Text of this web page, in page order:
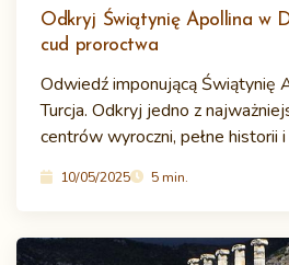
Odkryj Świątynię Apollina w
cud proroctwa
Odwiedź imponującą Świątynię
Turcja. Odkryj jedno z
centrów wyroczni, pełne historii
10/05/2025 5 min.